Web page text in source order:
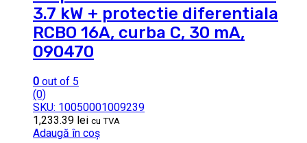
3.7 kW + protectie diferentiala
RCBO 16A, curba C, 30 mA,
090470
0 out of 5
(0)
SKU: 10050001009239
1,233.39 lei cu TVA
Adaugă în coș